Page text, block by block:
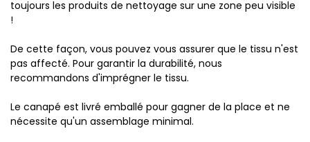
toujours les produits de nettoyage sur une zone peu visible
!
De cette façon, vous pouvez vous assurer que le tissu n'est
pas affecté. Pour garantir la durabilité, nous
recommandons d'imprégner le tissu.
Le canapé est livré emballé pour gagner de la place et ne
nécessite qu'un assemblage minimal.